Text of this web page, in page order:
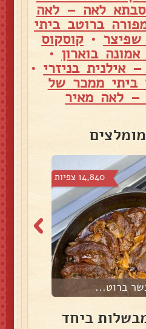
לאה – לאה
ברוטב ביתי
• קוסקוס
בוארון •
אילנית בניזרי •
ביתי ממכר של
לאה מאיר
14,840 צפיות
ברוט...
ביחד